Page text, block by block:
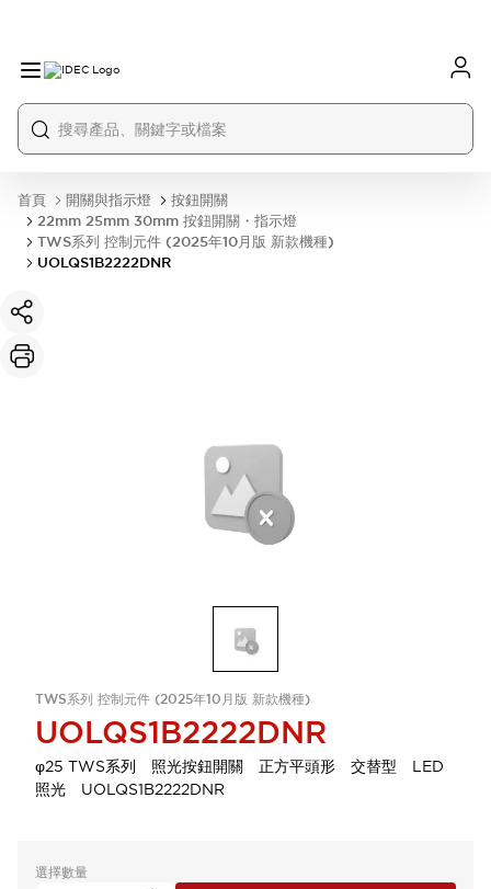
首頁 開關與指示燈
按鈕開關
22mm 25mm 30mm 按鈕開關・指示燈
TWS系列 控制元件 (2025年10月版 新款機種)
UOLQS1B2222DNR
TWS系列 控制元件 (2025年10月版 新款機種)
UOLQS1B2222DNR
φ25 TWS系列 照光按鈕開關 正方平頭形 交替型 LED
照光 UOLQS1B2222DNR
選擇數量